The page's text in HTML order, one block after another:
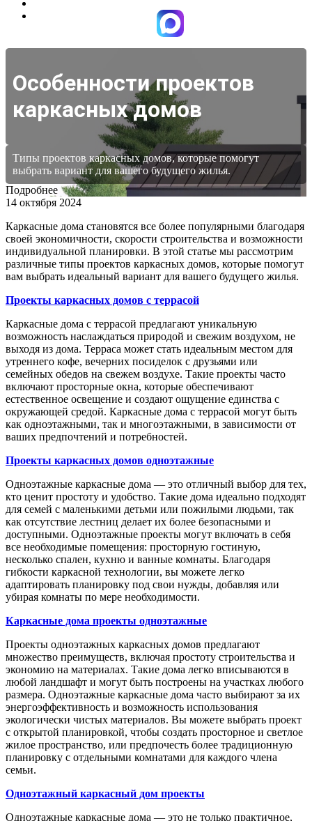
Особенности проектов
каркасных домов
Типы проектов каркасных домов, которые помогут
выбрать вариант для вашего будущего жилья.
Подробнее
14 октября 2024
Каркасные дома становятся все более популярными благодаря
своей экономичности, скорости строительства и возможности
индивидуальной планировки. В этой статье мы рассмотрим
различные типы проектов каркасных домов, которые помогут
вам выбрать идеальный вариант для вашего будущего жилья.
Проекты каркасных домов с террасой
Каркасные дома с террасой предлагают уникальную
возможность наслаждаться природой и свежим воздухом, не
выходя из дома. Терраса может стать идеальным местом для
утреннего кофе, вечерних посиделок с друзьями или
семейных обедов на свежем воздухе. Такие проекты часто
включают просторные окна, которые обеспечивают
естественное освещение и создают ощущение единства с
окружающей средой. Каркасные дома с террасой могут быть
как одноэтажными, так и многоэтажными, в зависимости от
ваших предпочтений и потребностей.
Проекты каркасных домов одноэтажные
Одноэтажные каркасные дома — это отличный выбор для тех,
кто ценит простоту и удобство. Такие дома идеально подходят
для семей с маленькими детьми или пожилыми людьми, так
как отсутствие лестниц делает их более безопасными и
доступными. Одноэтажные проекты могут включать в себя
все необходимые помещения: просторную гостиную,
несколько спален, кухню и ванные комнаты. Благодаря
гибкости каркасной технологии, вы можете легко
адаптировать планировку под свои нужды, добавляя или
убирая комнаты по мере необходимости.
Каркасные дома проекты одноэтажные
Проекты одноэтажных каркасных домов предлагают
множество преимуществ, включая простоту строительства и
экономию на материалах. Такие дома легко вписываются в
любой ландшафт и могут быть построены на участках любого
размера. Одноэтажные каркасные дома часто выбирают за их
энергоэффективность и возможность использования
экологически чистых материалов. Вы можете выбрать проект
с открытой планировкой, чтобы создать просторное и светлое
жилое пространство, или предпочесть более традиционную
планировку с отдельными комнатами для каждого члена
семьи.
Одноэтажный каркасный дом проекты
Одноэтажные каркасные дома — это не только практичное,